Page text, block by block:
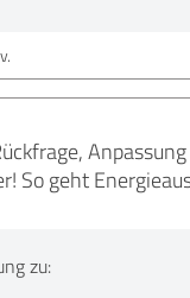
So geht
zu: